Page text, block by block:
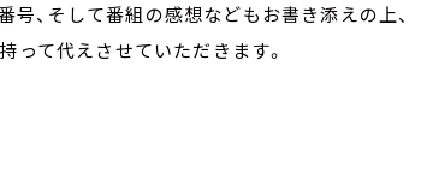
号、そして番組の感想などもお書き添えの上、
って代えさせていただきます。